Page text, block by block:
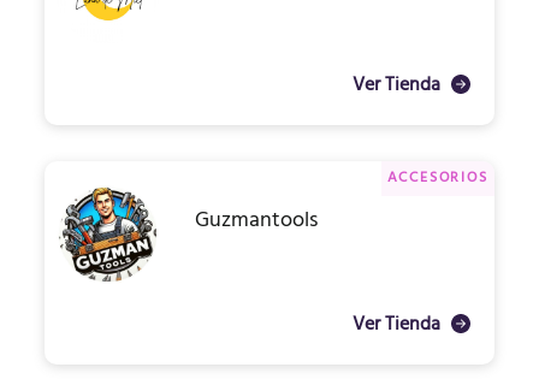
Ver Tienda
ACCESORIOS
Guzmantools
Ver Tienda